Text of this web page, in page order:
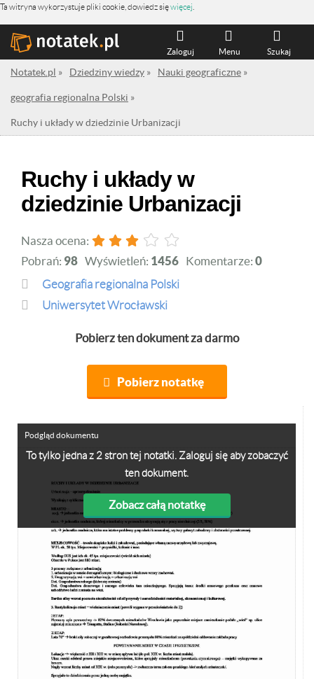
Ta witryna wykorzystuje pliki cookie, dowiedz sięwięcej
Szukaj
Menu
Zaloguj
Notatek.pl » Dziedziny wiedzy » Nauki geograficzne »
geografia regionalna Polski »
Ruchy i układy w dziedzinie Urbanizacji
Ruchy i układy w
dziedzinie Urbanizacji
Nasza ocena:
Pobrań: 98 Wyświetleń: 1456 Komentarze: 0
geografia regionalna Polski
Uniwersytet Wrocławski
Pobierz ten dokument za darmo
Pobierz notatkę
To tylko jedna z 2 stron tej notatki. Zaloguj się aby zobaczyć
ten dokument.
Zobacz całą notatkę
Podgląd dokumentu